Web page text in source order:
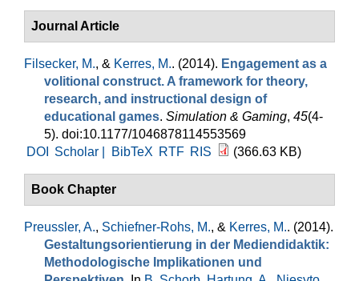
Journal Article
Filsecker, M., & Kerres, M.. (2014). Engagement as a
volitional construct. A framework for theory,
research, and instructional design of
educational games. Simulation & Gaming, 45(4-
5). doi:10.1177/1046878114553569
DOI
Scholar | BibTeX RTF RIS (366.63 KB)
Book Chapter
Preussler, A., Schiefner-Rohs, M., & Kerres, M.. (2014).
Gestaltungsorientierung in der Mediendidaktik:
Methodologische Implikationen und